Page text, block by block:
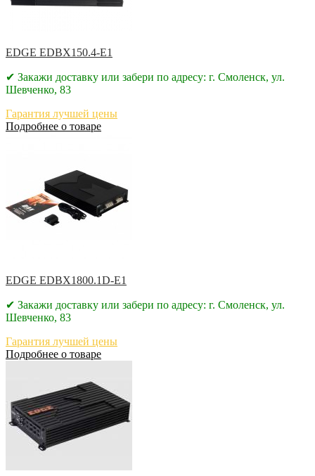
EDGE EDBX150.4-E1
✔ Закажи доставку или забери по адресу: г. Смоленск, ул.
Шевченко, 83
Гарантия лучшей цены
Подробнее о товаре
EDGE EDBX1800.1D-E1
✔ Закажи доставку или забери по адресу: г. Смоленск, ул.
Шевченко, 83
Гарантия лучшей цены
Подробнее о товаре